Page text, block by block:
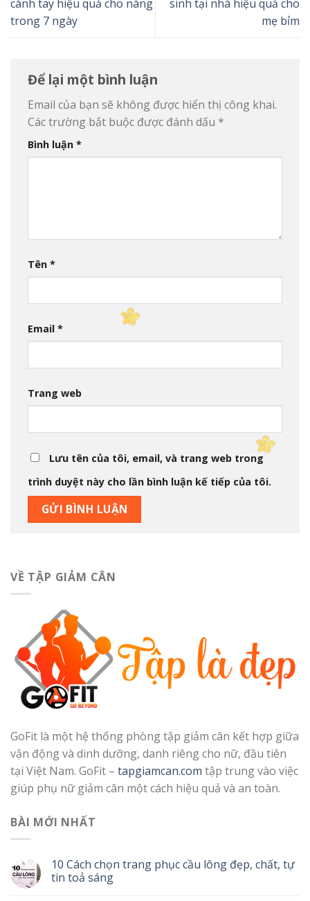
cánh tay hiệu quả cho nàng
trong 7 ngày
sinh tại nhà hiệu quả cho
mẹ bỉm
Để lại một bình luận
Email của bạn sẽ không được hiển thị công khai.
Các trường bắt buộc được đánh dấu *
Bình luận *
Tên *
Email *
Trang web
Lưu tên của tôi, email, và trang web trong
trình duyệt này cho lần bình luận kế tiếp của tôi.
VỀ TẬP GIẢM CÂN
GoFit là một hệ thống phòng tập giảm cân kết hợp giữa
vận động và dinh dưỡng, danh riêng cho nữ, đầu tiên
tại Việt Nam. GoFit – tapgiamcan.com tập trung vào việc
giúp phụ nữ giảm cân một cách hiệu quả và an toàn.
BÀI MỚI NHẤT
10 Cách chọn trang phục cầu lông đẹp, chất, tự
tin toả sáng